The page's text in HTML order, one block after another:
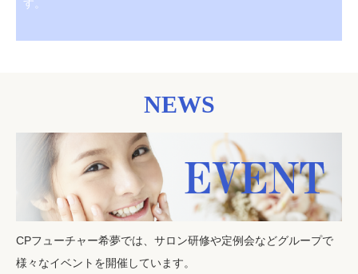
す。
NEWS
CPフューチャー希夢では、サロン研修や定例会などグループで
様々なイベントを開催しています。